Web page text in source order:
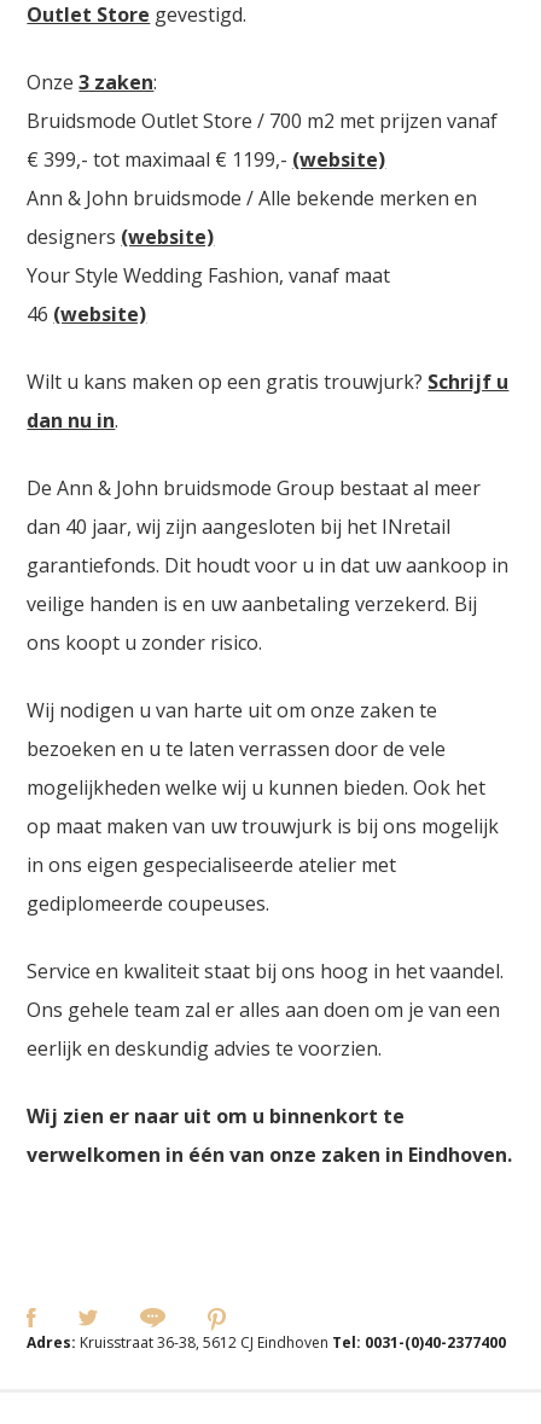
Outlet Store gevestigd.
Onze3 zaken:
Bruidsmode Outlet Store / 700 m2 met prijzen vanaf
€ 399,- tot maximaal € 1199,- (website)
Ann & John bruidsmode / Alle bekende merken en
designers (website)
Your Style Wedding Fashion, vanaf maat
46 (website)
Wilt u kans maken op een gratis trouwjurk? Schrijf u
dan nu in.
De Ann & John bruidsmode Group bestaat al meer
dan 40 jaar, wij zijn aangesloten bij het INretail
garantiefonds. Dit houdt voor u in dat uw aankoop in
veilige handen is en uw aanbetaling verzekerd. Bij
ons koopt u zonder risico.
Wij nodigen u van harte uit om onze zaken te
bezoeken en u te laten verrassen door de vele
mogelijkheden welke wij u kunnen bieden. Ook het
op maat maken van uw trouwjurk is bij ons mogelijk
in ons eigen gespecialiseerde atelier met
gediplomeerde coupeuses.
Service en kwaliteit staat bij ons hoog in het vaandel.
Ons gehele team zal er alles aan doen om je van een
eerlijk en deskundig advies te voorzien.
Wij zien er naar uit om u binnenkort te
verwelkomen in één van onze zaken in Eindhoven.
Adres: Kruisstraat 36-38, 5612 CJ Eindhoven Tel: 0031-(0)40-2377400